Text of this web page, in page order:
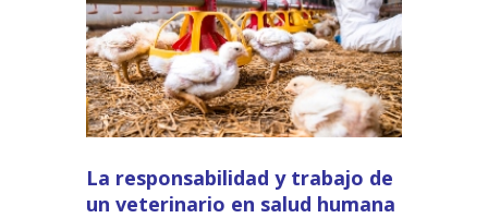
La responsabilidad y trabajo de
un veterinario en salud humana